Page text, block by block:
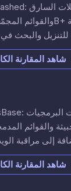
والبحث
المستمرة التي لا يوفّرها DeHashed.
شاهد المقارنة
شاهد المقارنة